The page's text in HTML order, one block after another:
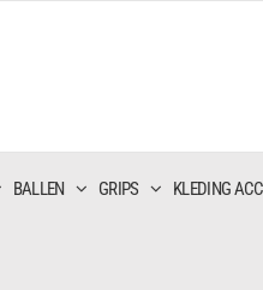
BALLEN GRIPS KLEDING